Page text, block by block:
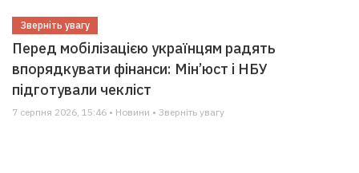
Зверніть увагу
Перед мобілізацією українцям радять
впорядкувати фінанси: Мін’юст і НБУ
підготували чекліст
7 серпня 2026, 15:46 • Новини • Зверніть увагу